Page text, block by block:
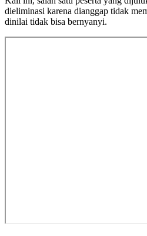
dieliminasi karena dianggap tidak
dinilai tidak bisa bernyanyi.